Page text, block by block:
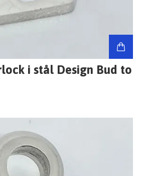
i stål Design Bud to